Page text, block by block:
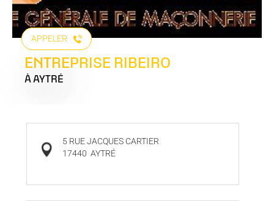
APPELER
ENTREPRISE RIBEIRO
À AYTRÉ
5 RUE JACQUES CARTIER
17440 AYTRÉ